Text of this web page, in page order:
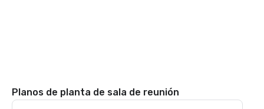
Planos de planta de sala de reunión